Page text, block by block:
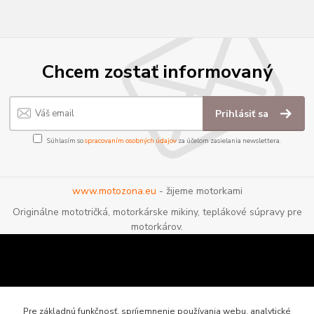
Chcem zostať informovaný
Prihlásiť sa
Súhlasím sospracovaním osobných údajov za účelom zasielania newslettera.
www.motozona.eu - žijeme motorkami
Originálne mototričká, motorkárske mikiny, teplákové súpravy pre
motorkárov.
Pre základnú funkčnosť, spríjemnenie používania webu, analytické